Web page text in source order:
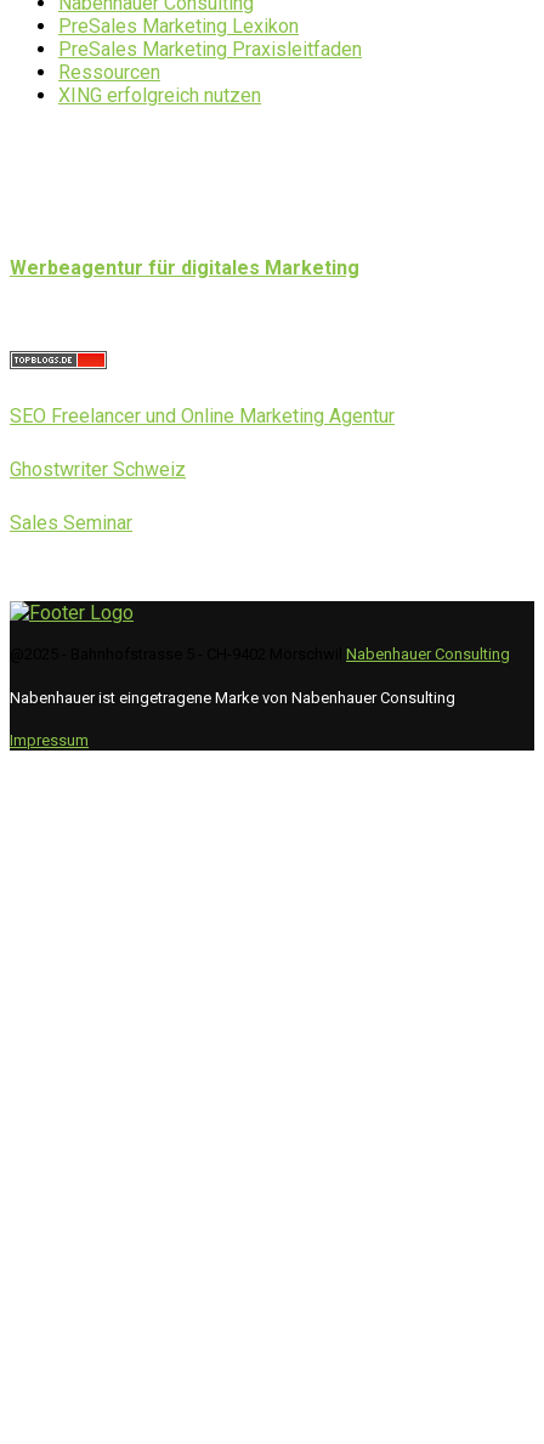
PreSales Marketing Lexikon
PreSales Marketing Praxisleitfaden
Ressourcen
XING erfolgreich nutzen
Werbeagentur für digitales Marketing
SEO Freelancer und Online Marketing Agentur
Ghostwriter Schweiz
Sales Seminar
Nabenhauer Consulting
Nabenhauer ist eingetragene Marke von Nabenhauer Consulting
Impressum